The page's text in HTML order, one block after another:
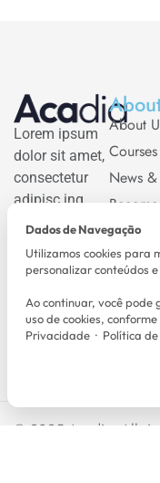
Lorem ipsum
dolor sit amet,
consectetur
adipisc ing
elit.
Questions?
Call us
+670 413
acadia@gmail.com
About
Courses
News
Teacher
Events
Contact
© 2025 Acadia . All
Dados de Navegação
Utilizamos cookies para
personalizar conteúdos
Ao continuar, você pode
uso de cookies,
Privacidade · Política de